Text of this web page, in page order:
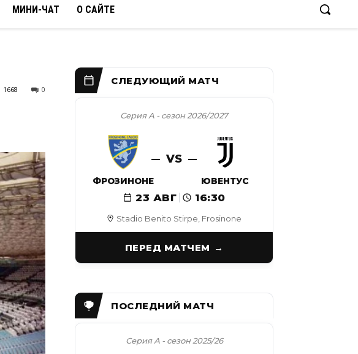
МИНИ-ЧАТ О САЙТЕ
0
1668
Stadio Benito Stirpe, Frosinone
Серия А - сезон 2026/2027
ФРОЗИНОНЕ
VS
ЮВЕНТУС
23 АВГ 16:30
ПЕРЕД МАТЧЕМ
Серия А - сезон 2025/26